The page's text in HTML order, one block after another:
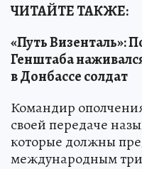
ЧИТАЙТЕ ТАКЖЕ:
«Путь Визенталь»:
Генштаба
в Донбассе солдат
Командир
своей передаче
которые должны
международным